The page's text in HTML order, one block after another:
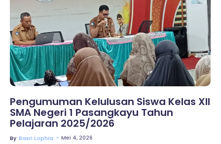
No Comments
Pengumuman Kelulusan Siswa Kelas XII
SMA Negeri 1 Pasangkayu Tahun
Pelajaran 2025/2026
By Basri Lophia ~ Mei 4, 2026